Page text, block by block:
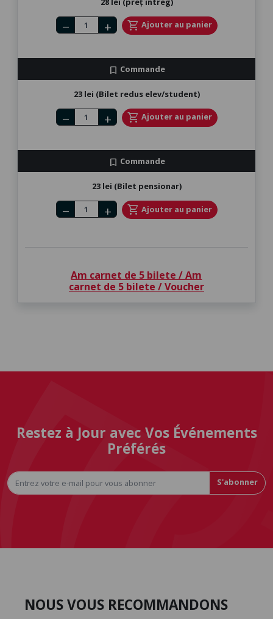
Number of tickets
remove add shopping_cart Ajouter au panier
bookmark Commande
23 lei (Bilet redus elev/student)
Number of tickets
remove add shopping_cart Ajouter au panier
bookmark Commande
23 lei (Bilet pensionar)
Number of tickets
remove add shopping_cart Ajouter au panier
Am carnet de 5 bilete / Am
carnet de 5 bilete / Voucher
Restez à Jour avec Vos Événements
Préférés
S'abonner
NOUS VOUS RECOMMANDONS